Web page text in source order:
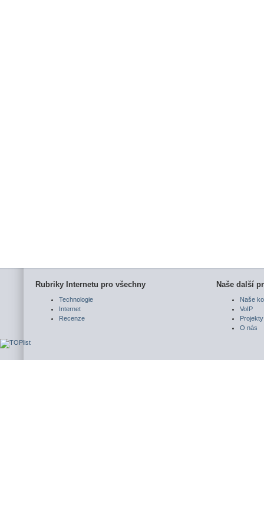
Rubriky Internetu pro všechny
Technologie
Internet
Recenze
Naše další
Naše
VoIP
Projekty
O nás